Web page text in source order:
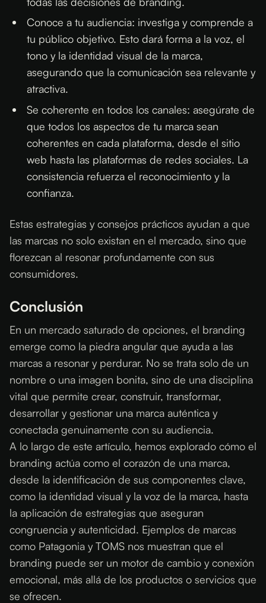
Conoce a tu audiencia: investiga y comprende a
tu público objetivo. Esto dará forma a la voz, el
tono y la identidad visual de la marca,
asegurando que la comunicación sea relevante y
atractiva.
Se coherente en todos los canales: asegúrate de
que todos los aspectos de tu marca sean
coherentes en cada plataforma, desde el sitio
web hasta las plataformas de redes sociales. La
consistencia refuerza el reconocimiento y la
confianza.
Estas estrategias y consejos prácticos ayudan a que
las marcas no solo existan en el mercado, sino que
florezcan al resonar profundamente con sus
consumidores.
Conclusión
En un mercado saturado de opciones, el branding
emerge como la piedra angular que ayuda a las
marcas a resonar y perdurar. No se trata solo de un
nombre o una imagen bonita, sino de una disciplina
vital que permite crear, construir, transformar,
desarrollar y gestionar una marca auténtica y
conectada genuinamente con su audiencia.
A lo largo de este artículo, hemos explorado cómo el
branding actúa como el corazón de una marca,
desde la identificación de sus componentes clave,
como la identidad visual y la voz de la marca, hasta
la aplicación de estrategias que aseguran
congruencia y autenticidad. Ejemplos de marcas
como Patagonia y TOMS nos muestran que el
branding puede ser un motor de cambio y conexión
emocional, más allá de los productos o servicios que
se ofrecen.